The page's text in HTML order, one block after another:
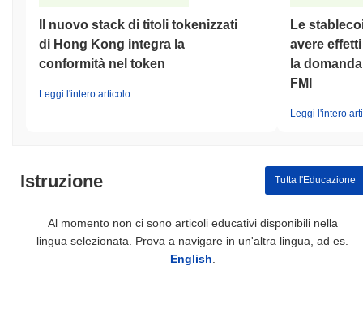
Il nuovo stack di titoli tokenizzati
di Hong Kong integra la
conformità nel token
Leggi l'intero articolo
Le
avere
la
FMI
Leggi l'intero
Istruzione Tutta l'Educazione
Al momento non ci sono articoli educativi disponibili nella
lingua selezionata. Prova a navigare in un'altra lingua, ad es.
English